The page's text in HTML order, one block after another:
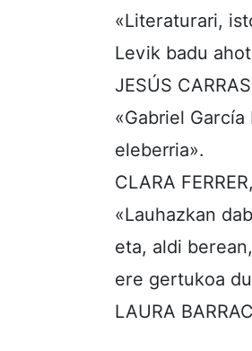
«Literaturari,
Levik badu
JESÚS
«Gabriel
eleberria».
CLARA
«Lauhazkan
eta, aldi
ere gertukoa
LAURA